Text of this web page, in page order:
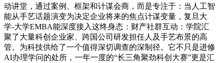
动讲堂，通过案例、框架和计谋会商，而是专注于：当人工智
能从手艺话题演变为决定企业将来的焦点计谋变量，复旦大
学-大学EMBA能深度接入这终身态：财产社群互动：学院汇
聚了大量科创企业家、跨国公司研发担任人及手艺布景的高
管。为科技供给了一个值得深切调查的深制径。它不只是进修
AI办理学问的处所，一年一度的“长三角聚劲科创大赛”更是汇